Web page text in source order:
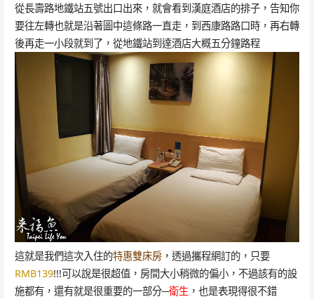
從長壽路地鐵站五號出口出來，就會看到漢庭酒店的排子，告知你
要往左轉也就是沿著圖中這條路一直走，到西康路路口時，再右轉
後再走一小段就到了，從地鐵站到達酒店大概五分鐘路程
這就是我們這次入住的特惠雙床房，透過攜程網訂的，只要
RMB139!!!可以說是很超值，房間大小稍微的偏小，不過該有的設
施都有，還有就是很重要的一部分─衛生 ，也是表現得很不錯